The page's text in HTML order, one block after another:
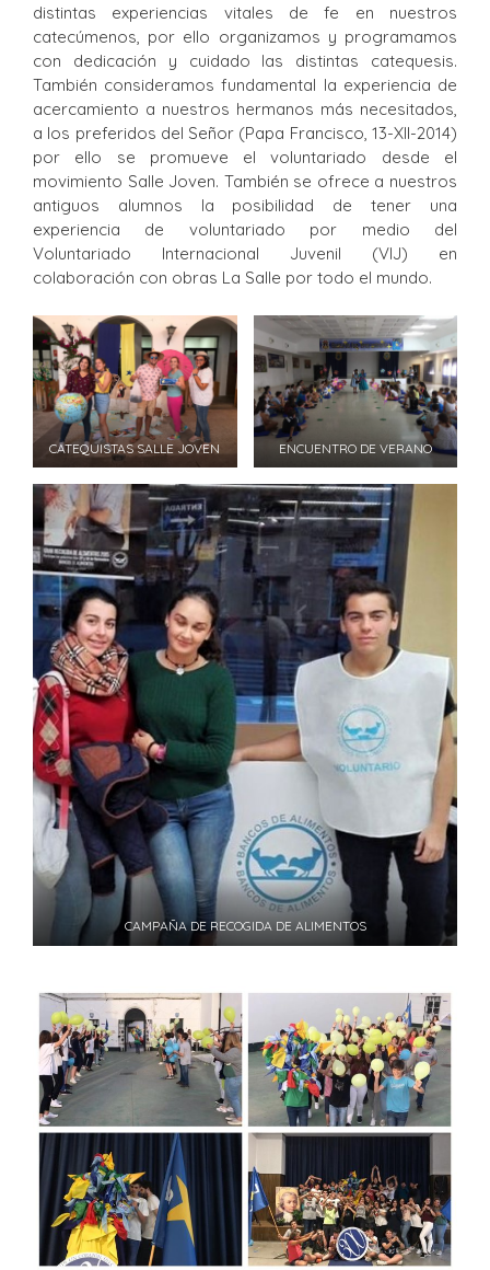
distintas experiencias vitales de fe en nuestros
catecúmenos, por ello organizamos y programamos
con dedicación y cuidado las distintas catequesis.
También consideramos fundamental la experiencia de
acercamiento a nuestros hermanos más necesitados,
a los preferidos del Señor (Papa Francisco, 13-XII-2014)
por ello se promueve el voluntariado desde el
movimiento Salle Joven. También se ofrece a nuestros
antiguos alumnos la posibilidad de tener una
experiencia de voluntariado por medio del
Voluntariado Internacional Juvenil (VIJ) en
colaboración con obras La Salle por todo el mundo.
CATEQUISTAS SALLE JOVEN ENCUENTRO DE VERANO
CAMPAÑA DE RECOGIDA DE ALIMENTOS